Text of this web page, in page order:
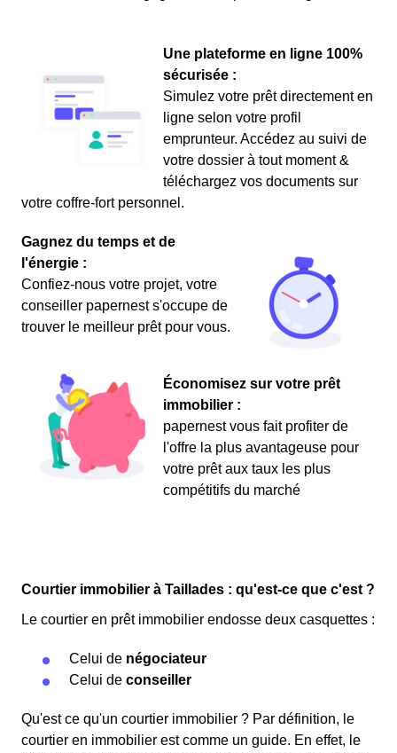
Une plateforme en ligne 100%
sécurisée :
Simulez votre prêt directement en
ligne selon votre profil
emprunteur. Accédez au suivi de
votre dossier à tout moment &
téléchargez vos documents sur
votre coffre-fort personnel.
Gagnez du temps et de
l'énergie :
Confiez-nous votre projet, votre
conseiller papernest s'occupe de
trouver le meilleur prêt pour vous.
Économisez sur votre prêt
immobilier :
papernest vous fait profiter de
l'offre la plus avantageuse pour
votre prêt aux taux les plus
compétitifs du marché
Courtier immobilier à Taillades : qu'est-ce que c'est ?
Le courtier en prêt immobilier endosse deux casquettes :
Celui de négociateur
Celui de conseiller
Qu'est ce qu'un courtier immobilier ? Par définition, le
courtier en immobilier est comme un guide. En effet, le